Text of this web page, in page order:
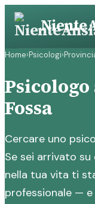
Vai
contenuto
Home›Psicologi›
Fossa
Cercare uno
Se sei arrivato
nella tua vita ti
professionale —